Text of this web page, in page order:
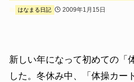
はなまる日記 2009年1月15日
新しい年になって初めての「
した。冬休み中、「体操カー